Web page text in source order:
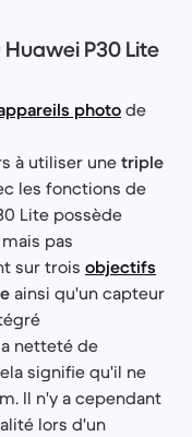
P30 Lite
photo de
à utiliser une triple
les fonctions de
Lite possède
pas
sur trois objectifs
ainsi qu'un capteur
netteté de
signifie qu'il ne
Il n'y a cependant
lors d'un